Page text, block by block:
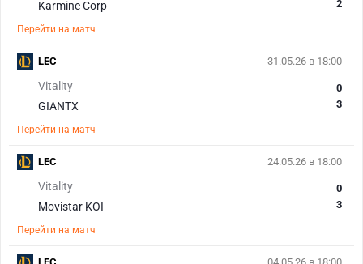
Karmine Corp 2
Перейти на матч
31.05.26 в 18:00
Vitality
GIANTX
0
3
Перейти на матч
LEC
24.05.26 в 18:00
Vitality
Movistar KOI
0
3
Перейти на матч
LEC